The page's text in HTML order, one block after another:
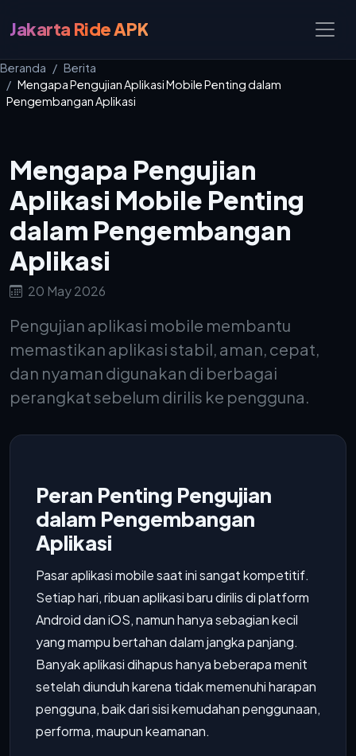
Jakarta Ride APK
Beranda
Berita
Mengapa Pengujian Aplikasi Mobile Penting dalam
Pengembangan Aplikasi
Mengapa Pengujian
Aplikasi Mobile Penting
dalam Pengembangan
Aplikasi
20 May 2026
Pengujian aplikasi mobile membantu
memastikan aplikasi stabil, aman, cepat,
dan nyaman digunakan di berbagai
perangkat sebelum dirilis ke pengguna.
Peran Penting Pengujian
dalam Pengembangan
Aplikasi
Pasar aplikasi mobile saat ini sangat kompetitif.
Setiap hari, ribuan aplikasi baru dirilis di platform
Android dan iOS, namun hanya sebagian kecil
yang mampu bertahan dalam jangka panjang.
Banyak aplikasi dihapus hanya beberapa menit
setelah diunduh karena tidak memenuhi harapan
pengguna, baik dari sisi kemudahan penggunaan,
performa, maupun keamanan.